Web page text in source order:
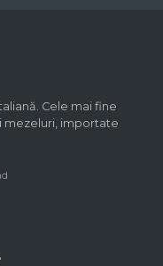
Cele mai fine
mezeluri, importate